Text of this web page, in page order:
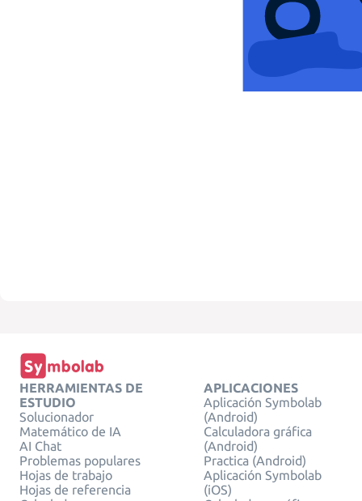
HERRAMIENTAS DE
ESTUDIO
Solucionador
Matemático de IA
AI Chat
Problemas populares
Hojas de trabajo
Hojas de referencia
APLICACIONES
Aplicación Symbolab
(Android)
Calculadora gráfica
(Android)
Practica (Android)
Aplicación Symbolab
(iOS)